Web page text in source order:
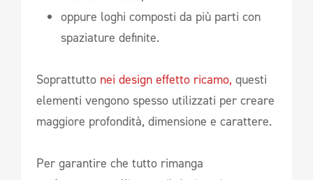
oppure loghi composti da più parti con
spaziature definite.
Soprattutto nei design effetto ricamo, questi
elementi vengono spesso utilizzati per creare
maggiore profondità, dimensione e carattere.
Per garantire che tutto rimanga